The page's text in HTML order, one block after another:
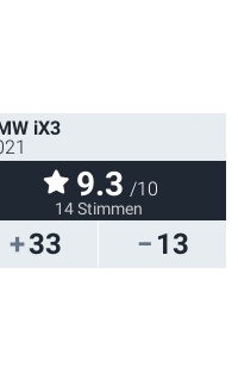
33 13
iX3
9.3 /10
14 Stimmen